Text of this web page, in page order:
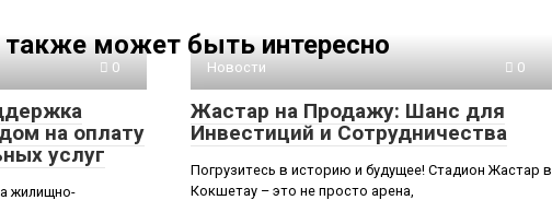
может быть интересно
0
на оплату
услуг
жилищно-
Новости 0
Жастар на Продажу: Шанс для
Инвестиций и Сотрудничества
Погрузитесь в историю и будущее! Стадион Жастар в
Кокшетау – это не просто арена,